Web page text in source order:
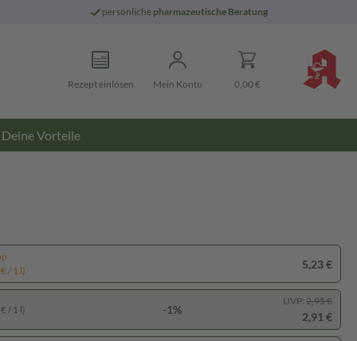
persönliche pharmazeutische Beratung
Rezept einlösen Mein Konto 0,00 €
Deine Vorteile
/ 1 l)
5,23 €
/ 1 l) -1%
UVP: 2,95 €
2,91 €